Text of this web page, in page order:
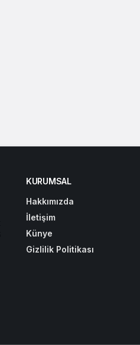
KURUMSAL
Hakkımızda
İletişim
Künye
Gizlilik Politikası